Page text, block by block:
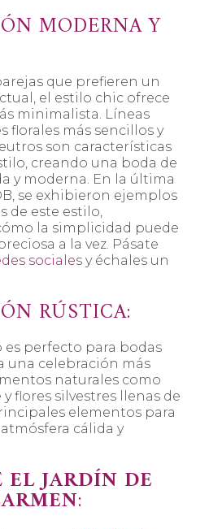
MODERNA Y
que prefieren un
el estilo chic ofrece
minimalista. Líneas
florales más sencillos y
son características
creando una boda de
y moderna. En la última
se exhibieron ejemplos
de este estilo,
la simplicidad puede
a la vez. Pásate
sociales y échales un
RÚSTICA:
es perfecto para bodas
una celebración más
naturales como
flores silvestres llenas de
elementos para
cálida y
EL JARDÍN DE
: